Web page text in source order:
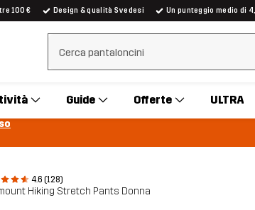
100 € Design & qualità Svedesi Un punteggio medio di
Cancella ricerca
Guide Offerte ULTRA
4.6 (128)
Hiking Stretch Pants Donna